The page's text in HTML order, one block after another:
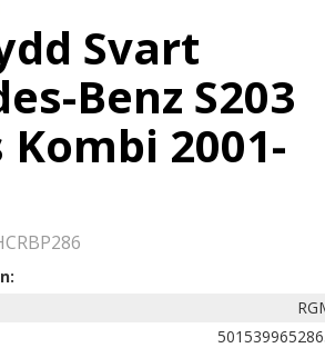
Svart
Benz S203
Kombi 2001-